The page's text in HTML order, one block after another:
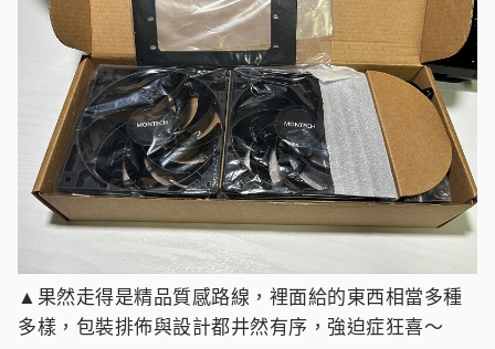
▲果然走得是精品質感路線，裡面給的東西相當多種
多樣，包裝排佈與設計都井然有序，強迫症狂喜～